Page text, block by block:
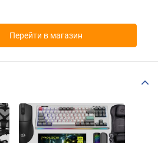
Перейти в магазин